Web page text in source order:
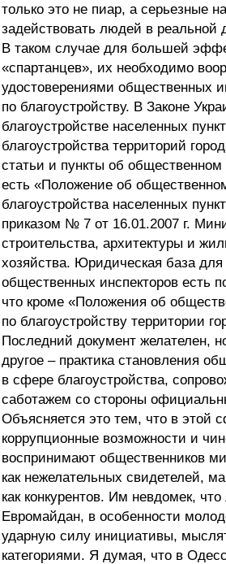
только это не пиар, а серьезные
задействовать людей в реальной
В таком случае для большей
«спартанцев», их необходимо
удостоверениями общественных
по благоустройству. В Законе
благоустройстве населенных
благоустройства территорий
статьи и пункты об общественном
есть «Положение об
благоустройства населенных
приказом № 7 от 16.01.2007 г.
строительства, архитектуры и
хозяйства. Юридическая база для
общественных инспекторов есть
что кроме «Положения об
по благоустройству территории
Последний документ желателен,
другое – практика становления
в сфере благоустройства,
саботажем со стороны
Объясняется это тем, что в этой
коррупционные возможности и
воспринимают общественников
как нежелательных свидетелей,
как конкурентов. Им невдомек,
Евромайдан, в особенности
ударную силу инициативы,
категориями. Я думая, что в